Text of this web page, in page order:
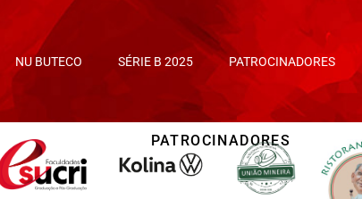
NU BUTECO SÉRIE B 2025 PATROCINADORES
PATROCINADORES